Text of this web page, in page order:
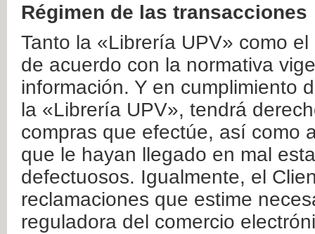
Régimen de las transacciones
Tanto la «Librería UPV» como
de acuerdo con la normativa
información. Y en cumplimiento
la «Librería UPV», tendrá
compras que efectúe, así como
que le hayan llegado en mal
defectuosos. Igualmente, el
reclamaciones que estime
reguladora del comercio